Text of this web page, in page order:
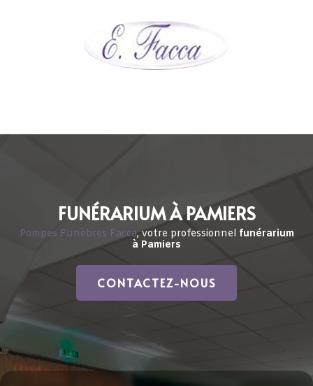
FUNÉRARIUM À PAMIERS
Pompes Funèbres Facca, votre professionnel funérarium
à Pamiers
CONTACTEZ-NOUS